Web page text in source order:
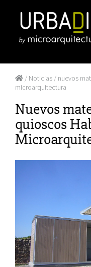
contenido
/ Noticias / nuevos
microarquitectura
Nuevos
quioscos